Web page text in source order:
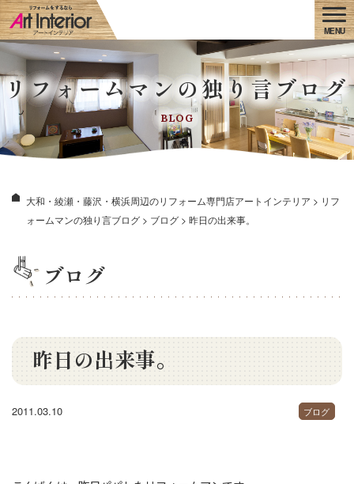
リフォームマンの独り言ブログ
BLOG
大和・綾瀬・藤沢・横浜周辺のリフォーム専門店アートインテリア > リフ
ォームマンの独り言ブログ > ブログ > 昨日の出来事。
ブログ
昨日の出来事。
2011.03.10 ブログ